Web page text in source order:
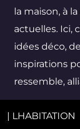
la maison, à
actuelles. Ici,
idées déco,
inspirations
ressemble,
| LHABITATION